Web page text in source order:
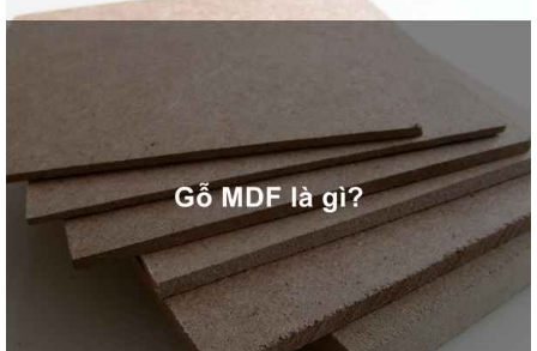
Thất